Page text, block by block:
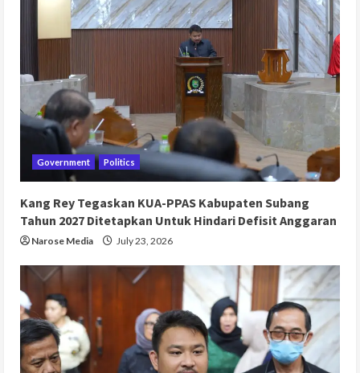
Government Politics
Kang Rey Tegaskan KUA-PPAS Kabupaten Subang
Tahun 2027 Ditetapkan Untuk Hindari Defisit Anggaran
Narose Media July 23, 2026